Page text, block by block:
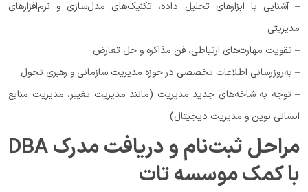
– آشنایی با ابزارهای تحلیل داده، تکنیک‌های مدل‌سازی و نرم‌افزارهای
مدیریتی
– تقویت مهارت‌های ارتباطی، فن مذاکره و حل تعارض
– به‌روزرسانی اطلاعات تخصصی در حوزه مدیریت سازمانی و رهبری تحول
– توجه به شاخه‌های جدید مدیریت (مانند مدیریت تغییر، مدیریت منابع
انسانی نوین و مدیریت دیجیتال)
مراحل ثبت‌نام و دریافت مدرک DBA
با کمک موسسه تات